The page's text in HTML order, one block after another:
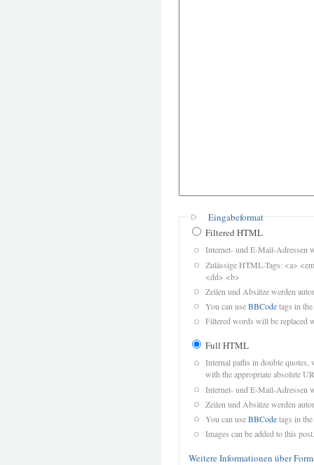
Eingabeformat
Filtered HTML
Internet- und E-Mail-Adressen
Zulässige HTML-Tags: <a>
<dd> <b>
Zeilen und Absätze werden
You can useBBCodetags in
Filtered words will be replaced
Full HTML
Internal paths in double quotes,
with the appropriate absolute
Internet- und E-Mail-Adressen
Zeilen und Absätze werden
You can useBBCodetags in
Images can be added to this post.
Weitere Informationen über